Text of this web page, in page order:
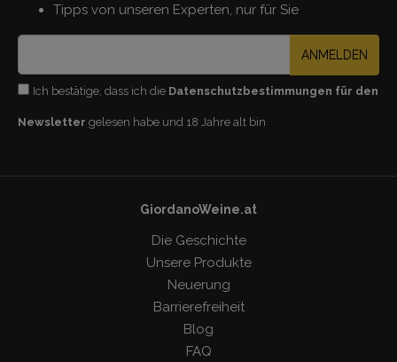
Tipps von unseren Experten, nur für Sie
ANMELDEN
Ich bestätige, dass ich die Datenschutzbestimmungen für den
Newsletter gelesen habe und 18 Jahre alt bin
GiordanoWeine.at
Die Geschichte
Unsere Produkte
Neuerung
Barrierefreiheit
Blog
FAQ